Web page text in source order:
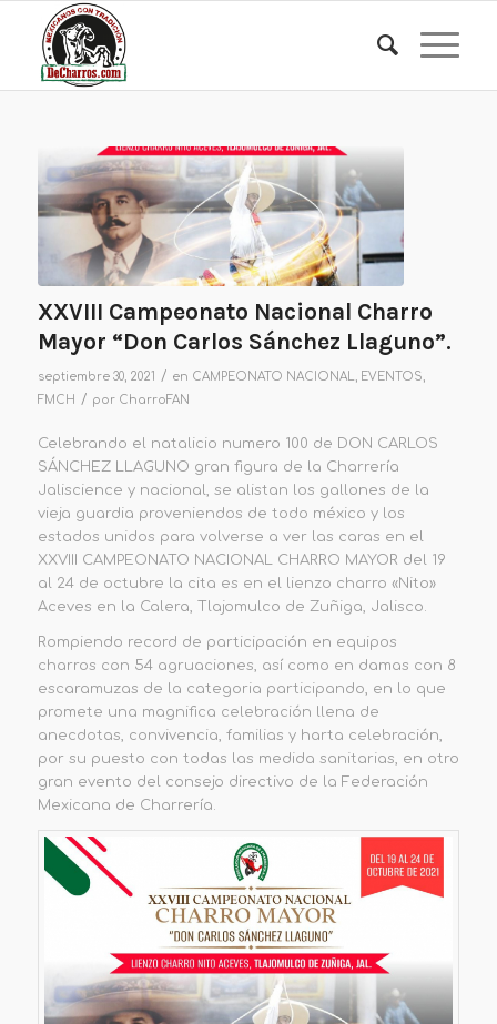
XXVIII Campeonato Nacional Charro
Mayor “Don Carlos Sánchez Llaguno”.
septiembre 30, 2021 / en CAMPEONATO NACIONAL EVENTOS
FMCH
/ por CharroFAN
Celebrando el natalicio numero 100 de DON CARLOS
SÁNCHEZ LLAGUNO gran figura de la Charrería
Jaliscience y nacional, se alistan los gallones de la
vieja guardia proveniendos de todo méxico y los
estados unidos para volverse a ver las caras en el
XXVIII CAMPEONATO NACIONAL CHARRO MAYOR del 19
al 24 de octubre la cita es en el lienzo charro «Nito»
Aceves en la Calera, Tlajomulco de Zuñiga, Jalisco.
Rompiendo record de participación en equipos
charros con 54 agruaciones, así como en damas con 8
escaramuzas de la categoria participando, en lo que
promete una magnifica celebración llena de
anecdotas, convivencia, familias y harta celebración,
por su puesto con todas las medida sanitarias, en otro
gran evento del consejo directivo de la Federación
Mexicana de Charrería.